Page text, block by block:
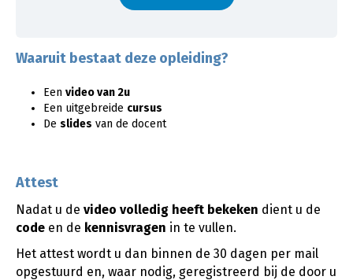
Waaruit bestaat deze opleiding?
Een video van 2u
Een uitgebreide cursus
De slides van de docent
Attest
Nadat u de video volledig heeft bekeken dient u de
code en de kennisvragen in te vullen.
Het attest wordt u dan binnen de 30 dagen per mail
opgestuurd en, waar nodig, geregistreerd bij de door u